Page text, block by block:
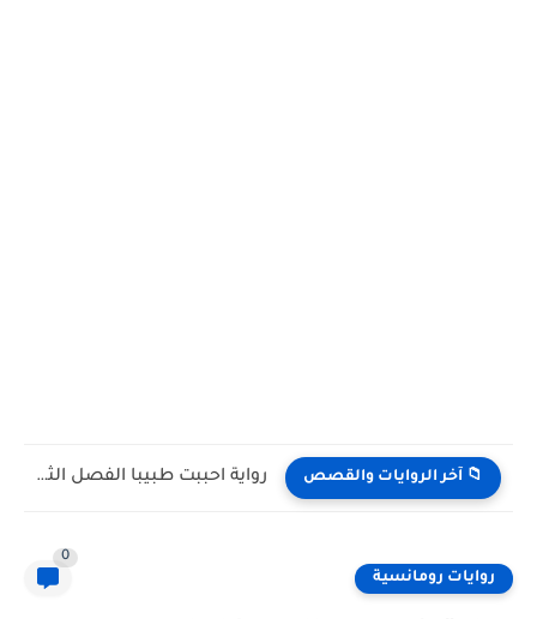
📁 آخر الروايات والقصص رواية احببت طبيبا الفصل الثالث 3 والاخير بقلم تقي مصطفي
روايات رومانسية
0